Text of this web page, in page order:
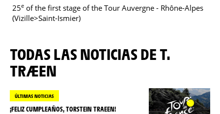
25e of the first stage of the Tour Auvergne - Rhône-Alpes
(Vizille>Saint-Ismier)
TODAS LAS NOTICIAS DE T.
TRÆEN
ÚLTIMAS NOTICIAS
¡FELIZ CUMPLEAÑOS, TORSTEIN TRAEEN!